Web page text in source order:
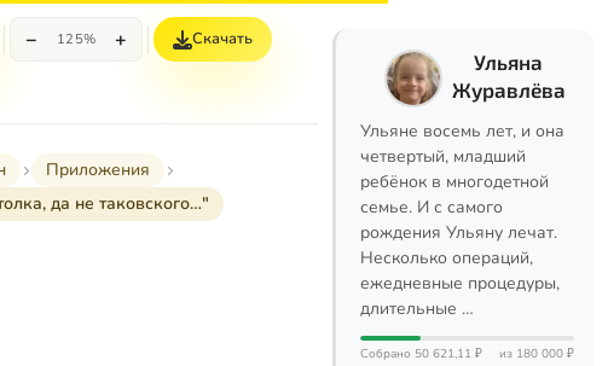
− 125% + Скачать
Приложения
да не таковского…"
Ульяна
Журавлёва
Ульяне восемь лет, и она
четвертый, младший
ребёнок в многодетной
семье. И с самого
рождения Ульяну лечат.
Несколько операций,
ежедневные процедуры,
длительные …
Собрано 50 621,11 ₽ из 180 000 ₽